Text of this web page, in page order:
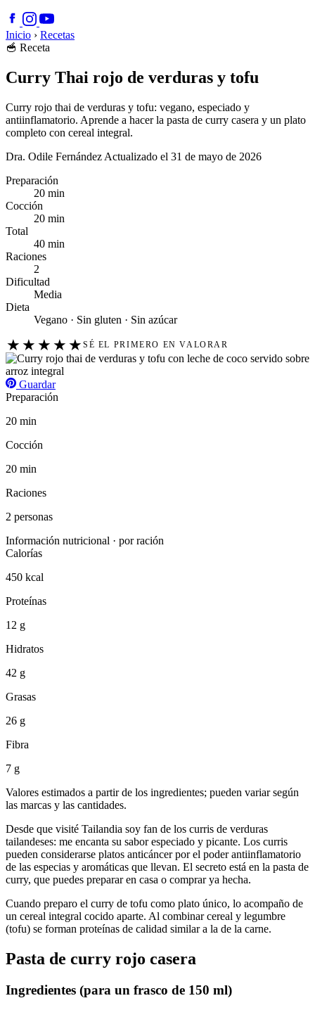
Inicio › Recetas
🥣 Receta
Curry Thai rojo de verduras y tofu
Curry rojo thai de verduras y tofu: vegano, especiado y
antiinflamatorio. Aprende a hacer la pasta de curry casera y un plato
completo con cereal integral.
Dra. Odile Fernández Actualizado el 31 de mayo de 2026
Preparación
20 min
Cocción
20 min
Total
40 min
Raciones
2
Dificultad
Media
Dieta
Vegano · Sin gluten · Sin azúcar
★ ★ ★ ★ ★ SÉ EL PRIMERO EN VALORAR
Guardar
Preparación
20 min
Cocción
20 min
Raciones
2 personas
Información nutricional · por ración
Calorías
450 kcal
Proteínas
12 g
Hidratos
42 g
Grasas
26 g
Fibra
7 g
Valores estimados a partir de los ingredientes; pueden variar según
las marcas y las cantidades.
Desde que visité Tailandia soy fan de los curris de verduras
tailandeses: me encanta su sabor especiado y picante. Los curris
pueden considerarse platos anticáncer por el poder antiinflamatorio
de las especias y aromáticas que llevan. El secreto está en la pasta de
curry, que puedes preparar en casa o comprar ya hecha.
Cuando preparo el curry de tofu como plato único, lo acompaño de
un cereal integral cocido aparte. Al combinar cereal y legumbre
(tofu) se forman proteínas de calidad similar a la de la carne.
Pasta de curry rojo casera
Ingredientes (para un frasco de 150 ml)